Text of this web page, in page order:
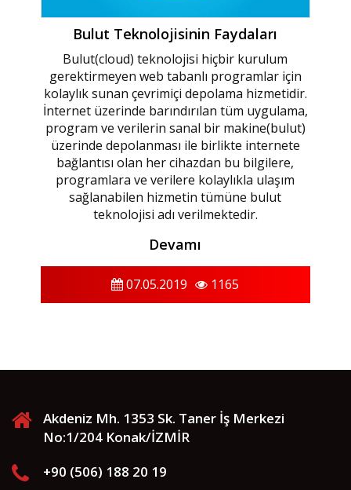
Bulut Teknolojisinin Faydaları
Bulut(cloud) teknolojisi hiçbir kurulum
gerektirmeyen web tabanlı programlar için
kolaylık sunan çevrimiçi depolama hizmetidir.
İnternet üzerinde barındırılan tüm uygulama,
program ve verilerin sanal bir makine(bulut)
üzerinde depolanması ile birlikte internete
bağlantısı olan her cihazdan bu bilgilere,
programlara ve verilere kolaylıkla ulaşım
sağlanabilen hizmetin tümüne bulut
teknolojisi adı verilmektedir.
Devamı
07.05.2019 1165
Akdeniz Mh. 1353 Sk. Taner İş Merkezi
No:1/204 Konak/İZMİR
+90 (506) 188 20 19